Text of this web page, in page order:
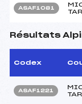
ASAF1081
Résultats
Codex
ASAF1221